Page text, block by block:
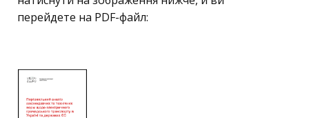
перейдете на PDF-файл: